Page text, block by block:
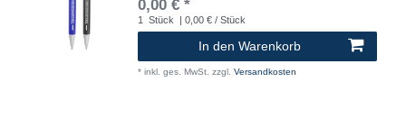
0,00 € *
1 Stück | 0,00 € / Stück
In den Warenkorb
* inkl. ges. MwSt. zzgl. Versandkosten